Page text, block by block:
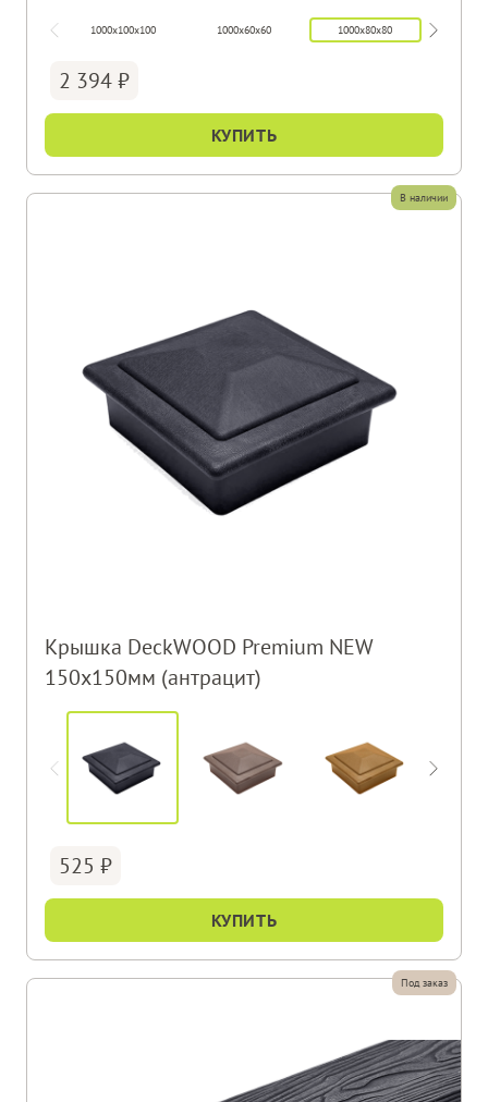
2 394
1000x100x100 1000х60х60 1000х80х80
КУПИТЬ
Крышка DeckWOOD Premium NEW
150х150мм (антрацит)
525
КУПИТЬ
В наличии
Под заказ